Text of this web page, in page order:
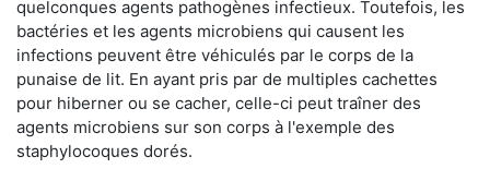
quelconques agents pathogènes infectieux. Toutefois, les
bactéries et les agents microbiens qui causent les
infections peuvent être véhiculés par le corps de la
punaise de lit. En ayant pris par de multiples cachettes
pour hiberner ou se cacher, celle-ci peut traîner des
agents microbiens sur son corps à l'exemple des
staphylocoques dorés.